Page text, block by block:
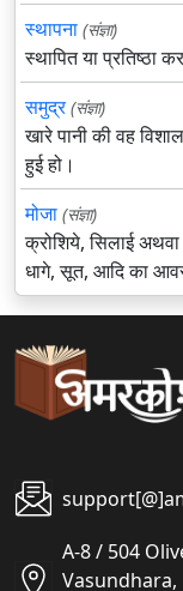
स्थापना (संज्ञा)
स्थापित या प्रतिष्ठा
समुद्र (संज्ञा)
खारे पानी की वह
हुई हो।
मोजा (संज्ञा)
क्रोशिये, सिलाई अथवा
धागे, सूत, आदि का
A-8 / 504
Vasundhara,